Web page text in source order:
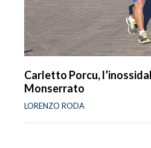
Carletto Porcu,
Monserrato
LORENZO RODA